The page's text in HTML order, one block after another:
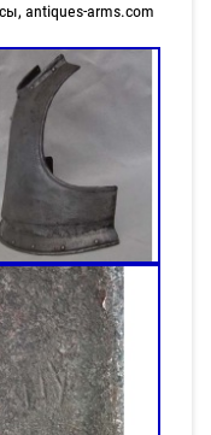
antiques-arms.com